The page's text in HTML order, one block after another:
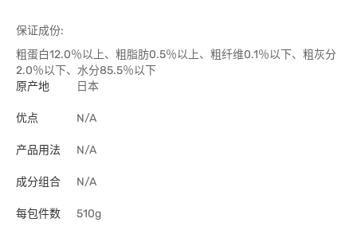
保证成份:
粗蛋白12.0％以上、粗脂肪0.5％以上、粗纤维0.1％以下、粗灰分
2.0％以下、水分85.5％以下
原产地
日本
优点 N/A
产品用法 N/A
成分组合 N/A
每包件数 510g